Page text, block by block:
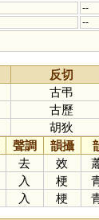
--
--
反切
古弔
古歷
胡狄
聲調 韻攝
去 效
入 梗
入 梗